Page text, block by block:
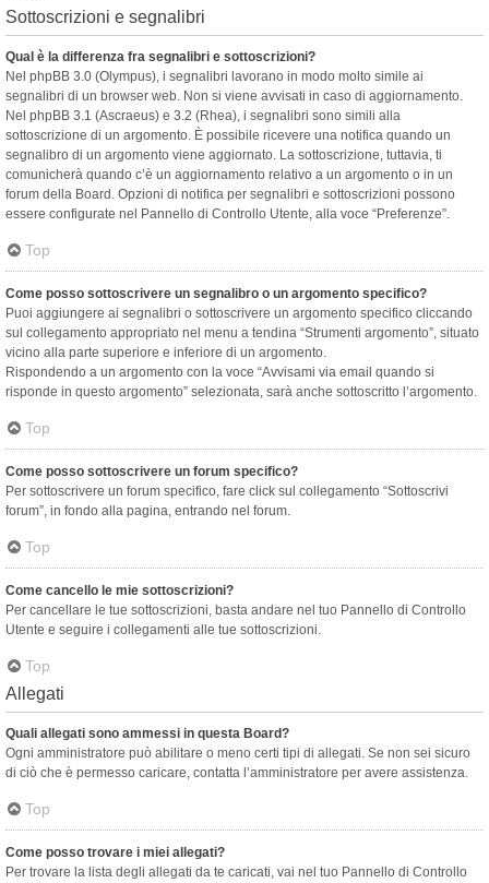
Sottoscrizioni e segnalibri
Qual è la differenza fra segnalibri e sottoscrizioni?
Nel phpBB 3.0 (Olympus), i segnalibri lavorano in modo molto simile ai
segnalibri di un browser web. Non si viene avvisati in caso di aggiornamento.
Nel phpBB 3.1 (Ascraeus) e 3.2 (Rhea), i segnalibri sono simili alla
sottoscrizione di un argomento. È possibile ricevere una notifica quando un
segnalibro di un argomento viene aggiornato. La sottoscrizione, tuttavia, ti
comunicherà quando c’è un aggiornamento relativo a un argomento o in un
forum della Board. Opzioni di notifica per segnalibri e sottoscrizioni possono
essere configurate nel Pannello di Controllo Utente, alla voce “Preferenze”.
Top
Come posso sottoscrivere un segnalibro o un argomento specifico?
Puoi aggiungere ai segnalibri o sottoscrivere un argomento specifico cliccando
sul collegamento appropriato nel menu a tendina “Strumenti argomento”, situato
vicino alla parte superiore e inferiore di un argomento.
Rispondendo a un argomento con la voce “Avvisami via email quando si
risponde in questo argomento” selezionata, sarà anche sottoscritto l’argomento.
Top
Come posso sottoscrivere un forum specifico?
Per sottoscrivere un forum specifico, fare click sul collegamento “Sottoscrivi
forum”, in fondo alla pagina, entrando nel forum.
Top
Come cancello le mie sottoscrizioni?
Per cancellare le tue sottoscrizioni, basta andare nel tuo Pannello di Controllo
Utente e seguire i collegamenti alle tue sottoscrizioni.
Top
Allegati
Quali allegati sono ammessi in questa Board?
Ogni amministratore può abilitare o meno certi tipi di allegati. Se non sei sicuro
di ciò che è permesso caricare, contatta l’amministratore per avere assistenza.
Top
Come posso trovare i miei allegati?
Per trovare la lista degli allegati da te caricati, vai nel tuo Pannello di Controllo